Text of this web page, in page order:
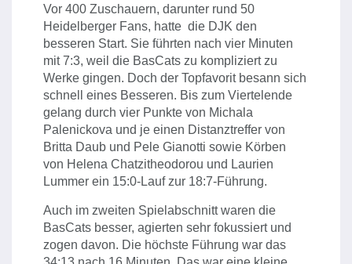
Vor 400 Zuschauern, darunter rund 50
Heidelberger Fans, hatte die DJK den
besseren Start. Sie führten nach vier Minuten
mit 7:3, weil die BasCats zu kompliziert zu
Werke gingen. Doch der Topfavorit besann sich
schnell eines Besseren. Bis zum Viertelende
gelang durch vier Punkte von Michala
Palenickova und je einen Distanztreffer von
Britta Daub und Pele Gianotti sowie Körben
von Helena Chatzitheodorou und Laurien
Lummer ein 15:0-Lauf zur 18:7-Führung.
Auch im zweiten Spielabschnitt waren die
BasCats besser, agierten sehr fokussiert und
zogen davon. Die höchste Führung war das